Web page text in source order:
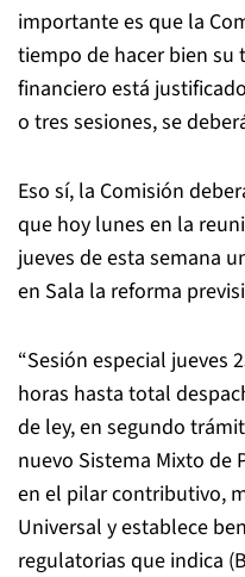
importante es que la
tiempo de hacer bien su
financiero está
o tres sesiones, se
Eso sí, la Comisión
que hoy lunes en la
jueves de esta semana
en Sala la reforma
“Sesión especial jueves
horas hasta total
de ley, en segundo
nuevo Sistema Mixto de
en el pilar contributivo,
Universal y establece
regulatorias que indica